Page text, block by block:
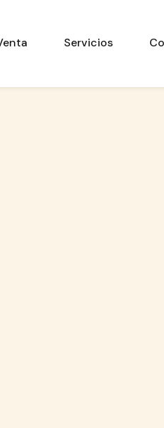
Servicios